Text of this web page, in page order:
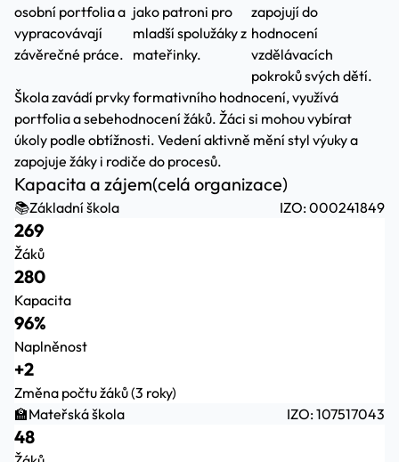
osobní portfolia a
vypracovávají
závěrečné práce.
jako patroni pro
mladší spolužáky z
mateřinky.
zapojují do
hodnocení
vzdělávacích
pokroků svých dětí.
Škola zavádí prvky formativního hodnocení, využívá
portfolia a sebehodnocení žáků. Žáci si mohou vybírat
úkoly podle obtížnosti. Vedení aktivně mění styl výuky a
zapojuje žáky i rodiče do procesů.
Kapacita a zájem(celá organizace)
📚Základní škola IZO: 000241849
269
Žáků
280
Kapacita
96%
Naplněnost
+2
Změna počtu žáků (3 roky)
🏫Mateřská škola IZO: 107517043
48